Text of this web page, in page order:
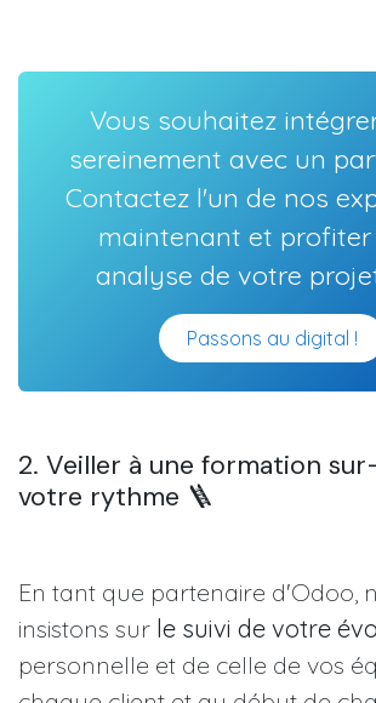
Vous souhaitez
sereinement avec un
Contactez l'un de nos
maintenant et profiter
analyse de votre
Passons au digital !
2. Veiller à une formation
votre rythme 🪜
En tant que partenaire d'Odoo,
insistons sur le suivi de votre
personnelle et de celle de vos